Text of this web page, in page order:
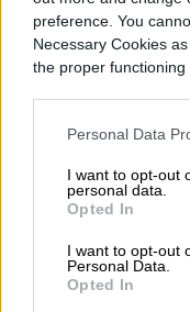
preference. You
Necessary Cookies
the proper
Personal Data
I want to opt-out
personal data.
Opted In
I want to opt-out
Personal Data.
Opted In
captado la
conductores
permanece
publicitaria
altura sobre
intersección
Hollywood. La
Read more